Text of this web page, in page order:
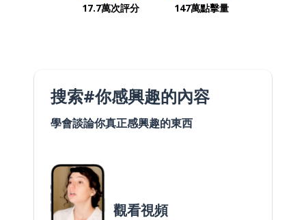
17.7萬次評分 147萬點擊量
搜索#你感興趣的內容
學會談論你真正感興趣的東西
觀看視頻